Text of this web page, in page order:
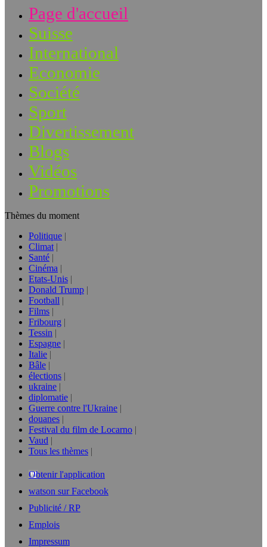
Page d'accueil
Suisse
International
Economie
Société
Sport
Divertissement
Blogs
Vidéos
Promotions
Thèmes du moment
Politique
Climat
Santé
Cinéma
Etats-Unis
Donald Trump
Football
Films
Fribourg
Tessin
Espagne
Italie
Bâle
élections
ukraine
diplomatie
Guerre contre l'Ukraine
douanes
Festival du film de Locarno
Vaud
Tous les thèmes
Obtenir l'application
watson sur Facebook
Publicité / RP
Emplois
Impressum